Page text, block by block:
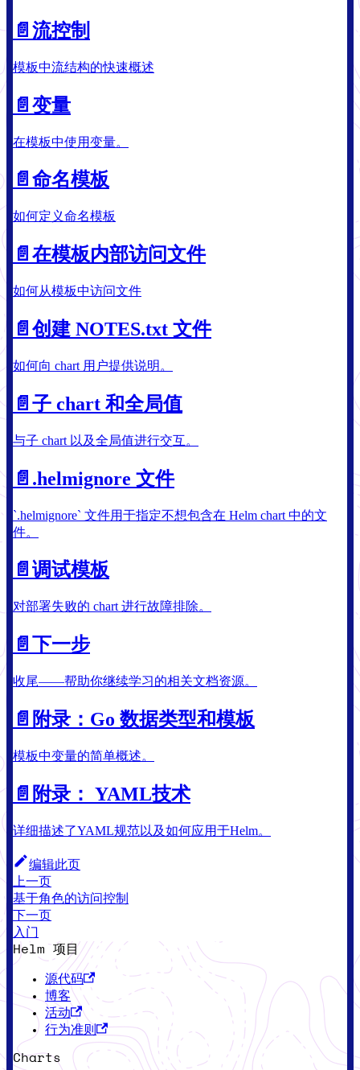
📄️ 流控制
模板中流结构的快速概述
📄️ 变量
在模板中使用变量。
📄️ 命名模板
如何定义命名模板
📄️ 在模板内部访问文件
如何从模板中访问文件
📄️ 创建 NOTES.txt 文件
如何向 chart 用户提供说明。
📄️ 子 chart 和全局值
与子 chart 以及全局值进行交互。
📄️ .helmignore 文件
`.helmignore` 文件用于指定不想包含在 Helm chart 中的文
件。
📄️ 调试模板
对部署失败的 chart 进行故障排除。
📄️ 下一步
收尾——帮助你继续学习的相关文档资源。
📄️ 附录：Go 数据类型和模板
模板中变量的简单概述。
📄️ 附录： YAML技术
详细描述了YAML规范以及如何应用于Helm。
编辑此页
上一页
基于角色的访问控制
下一页
入门
Helm 项目
源代码
博客
活动
行为准则
Charts